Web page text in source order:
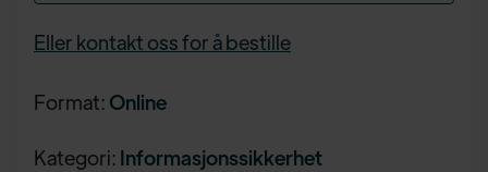
Eller kontakt oss for å bestille
Format: Online
Kategori: Informasjonssikkerhet